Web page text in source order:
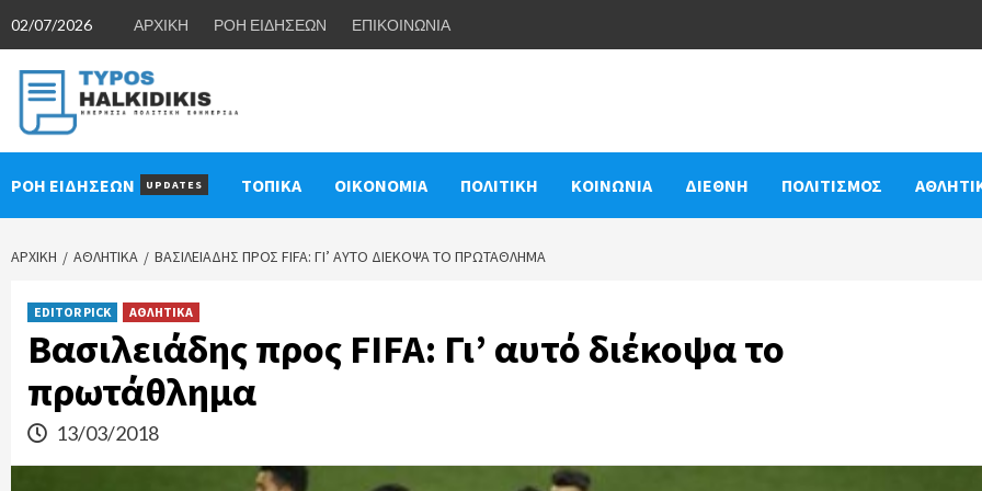
content
02/07/2026 ΑΡΧΙΚΗ ΡΟΗ ΕΙΔΗΣΕΩΝ ΕΠΙΚΟΙΝΩΝΙΑ
ΡΟΗ ΕΙΔΗΣΕΩΝ UPDATES ΤΟΠΙΚΑ ΟΙΚΟΝΟΜΙΑ ΠΟΛΙΤΙΚΗ ΚΟΙΝΩΝΙΑ ΔΙΕΘΝΗ ΠΟΛΙΤΙΣΜΟΣ
ΑΡΧΙΚΉ ΑΘΛΗΤΙΚΑ ΒΑΣΙΛΕΙΆΔΗΣ ΠΡΟΣ FIFA: ΓΙ’ ΑΥΤΌ ΔΙΈΚΟΨΑ ΤΟ ΠΡΩΤΆΘΛΗΜΑ
EDITOR PICK ΑΘΛΗΤΙΚΑ
Βασιλειάδης προς FIFA: Γι’ αυτό διέκοψα το
πρωτάθλημα
13/03/2018